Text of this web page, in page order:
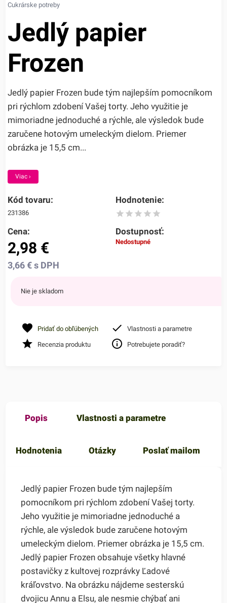
Cukrárske potreby
Jedlý papier
Frozen
Jedlý papier Frozen bude tým najlepším pomocníkom
pri rýchlom zdobení Vašej torty. Jeho využitie je
mimoriadne jednoduché a rýchle, ale výsledok bude
zaručene hotovým umeleckým dielom. Priemer
obrázka je 15,5 cm...
Viac ›
Kód tovaru:
231386
Hodnotenie:
Cena:
2,98 €
3,66€ s DPH
Dostupnosť:
Nedostupné
Nie je skladom
Pridať do obľúbených Vlastnosti a parametre
Recenzia produktu Potrebujete poradiť?
Popis Vlastnosti a parametre
Hodnotenia Otázky Poslať mailom
Jedlý papier Frozen bude tým najlepším
pomocníkom pri rýchlom zdobení Vašej torty.
Jeho využitie je mimoriadne jednoduché a
rýchle, ale výsledok bude zaručene hotovým
umeleckým dielom. Priemer obrázka je 15,5 cm.
Jedlý papier Frozen obsahuje všetky hlavné
postavičky z kultovej rozprávky Ľadové
kráľovstvo. Na obrázku nájdeme sesterskú
dvojicu Annu a Elsu, ale nesmie chýbať ani